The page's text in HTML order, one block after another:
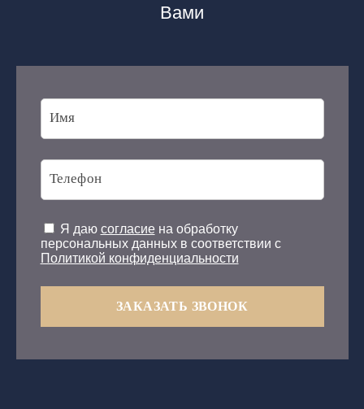
Вами
Я даю согласиена обработку
персональных данных в соответствии с
Политикой конфиденциальности
ЗАКАЗАТЬ ЗВОНОК